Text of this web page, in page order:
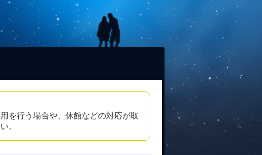
を行う場合や、休館などの対応が取
。